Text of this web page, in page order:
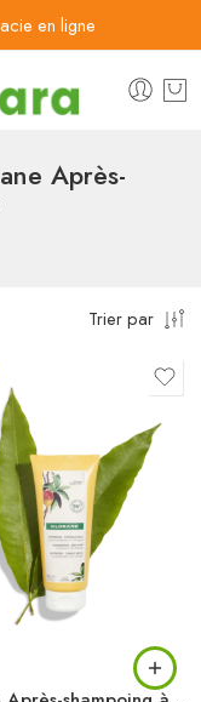
en ligne
Après-
Trier par